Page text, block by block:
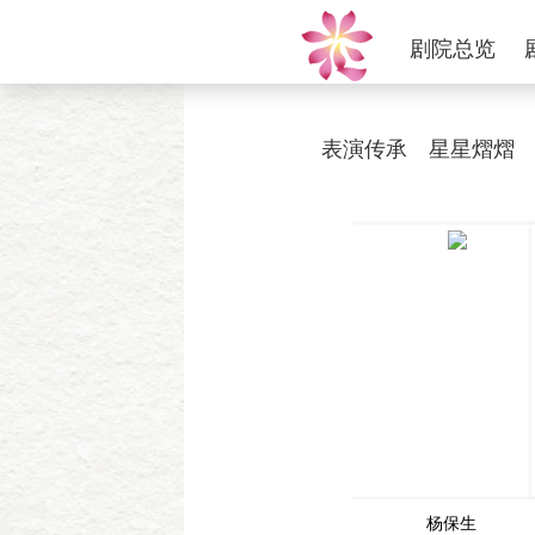
剧院总览
表演传承 星星熠熠
杨保生